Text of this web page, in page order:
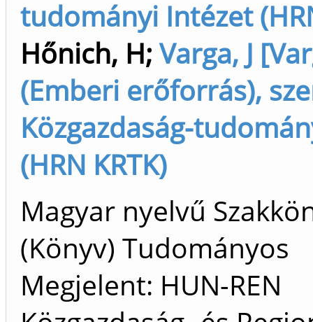
tudományi Intézet
Hőnich, H;Varga, J
(Emberi erőforrás),
Közgazdaság-
(HRN KRTK)
Magyar nyelvű
(Könyv) Tudományos
Megjelent: HUN-REN